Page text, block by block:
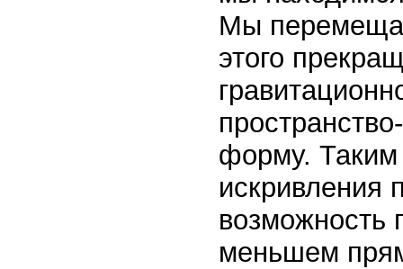
Мы
этого
форму. Таким
искривления
возможность
меньшем